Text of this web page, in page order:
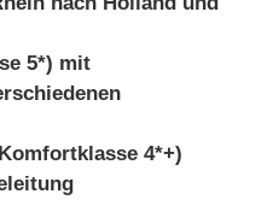
5*) mit
4*+)